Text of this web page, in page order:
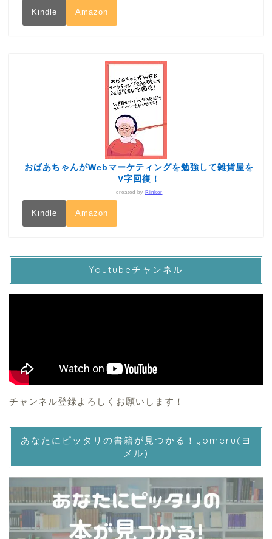
Kindle Amazon
おばあちゃんがWebマーケティングを勉強して雑貨屋を
V字回復！
created by Rinker
Kindle Amazon
Youtubeチャンネル
チャンネル登録よろしくお願いします！
あなたにピッタリの書籍が見つかる！yomeru(ヨ
メル)